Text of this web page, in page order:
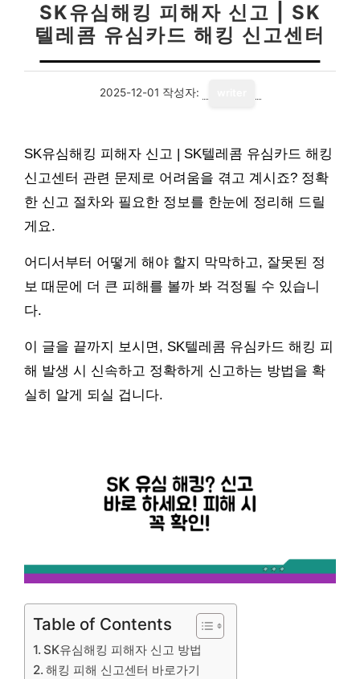
SK유심해킹 피해자 신고 | SK
텔레콤 유심카드 해킹 신고센터
2025-12-01 작성자:
SK유심해킹 피해자 신고 | SK텔레콤 유심카드 해킹
신고센터 관련 문제로 어려움을 겪고 계시죠? 정확
한 신고 절차와 필요한 정보를 한눈에 정리해 드릴
게요.
어디서부터 어떻게 해야 할지 막막하고, 잘못된 정
보 때문에 더 큰 피해를 볼까 봐 걱정될 수 있습니
다.
이 글을 끝까지 보시면, SK텔레콤 유심카드 해킹 피
해 발생 시 신속하고 정확하게 신고하는 방법을 확
실히 알게 되실 겁니다.
Table of Contents
SK유심해킹 피해자 신고 방법
해킹 피해 신고센터 바로가기